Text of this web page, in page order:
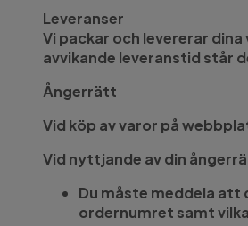
Leveranser
Vi packar och levererar
avvikande leveranstid står
Ångerrätt
Vid köp av varor på
Vid nyttjande av din
Du måste meddela att
ordernumret samt